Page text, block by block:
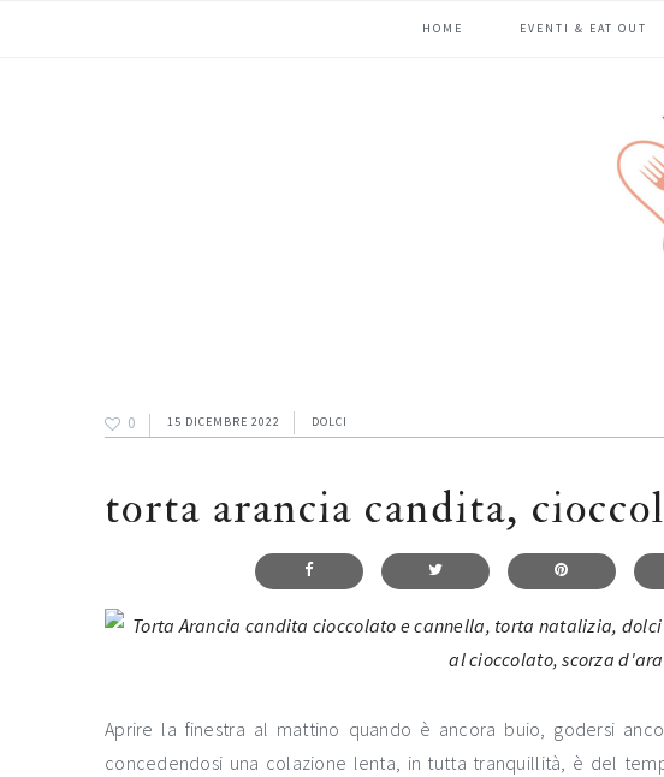
HOME EVENTI & EAT OUT
0 15 DICEMBRE 2022 DOLCI
torta arancia candita,
Aprire la finestra al mattino quando è ancora buio, godersi
concedendosi una colazione lenta, in tutta tranquillità, è del